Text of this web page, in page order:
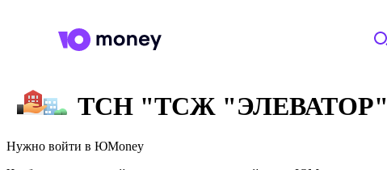
ТСН "ТСЖ "ЭЛЕВАТОР"
Нужно войти в ЮMoney